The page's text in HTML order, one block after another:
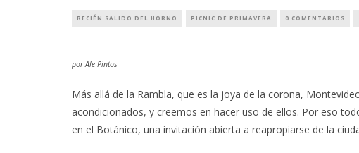
RECIÉN SALIDO DEL HORNO PICNIC DE PRIMAVERA 0 COMENTARIOS
por Ale Pintos
Más allá de la Rambla, que es la joya de la corona,
acondicionados, y creemos en hacer uso de ellos. Por eso
en el Botánico, una invitación abierta a reapropiarse de la